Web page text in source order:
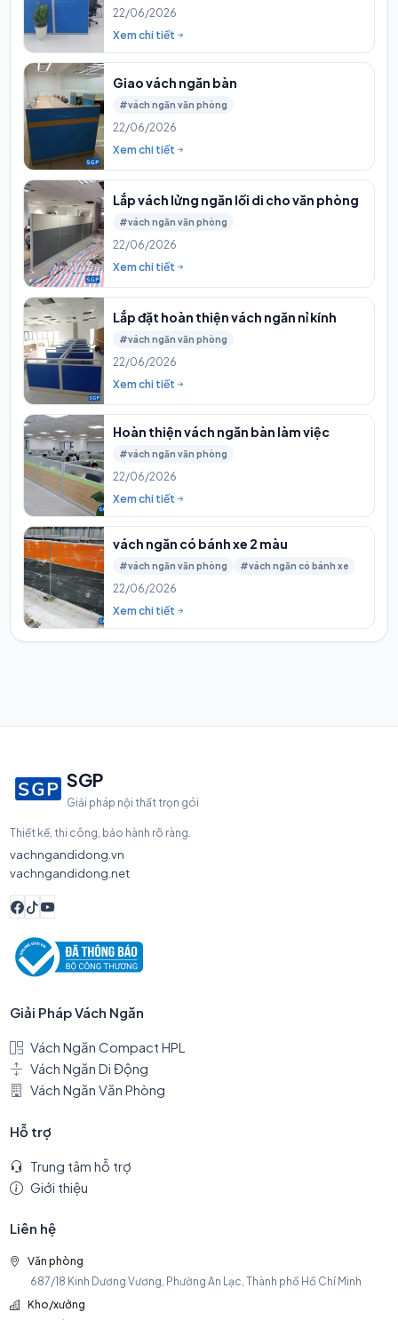
22/06/2026
Xem chi tiết
Giao vách ngăn bàn
#vách ngăn văn phòng
22/06/2026
Xem chi tiết
Lắp vách lửng ngăn lối di cho văn phòng
#vách ngăn văn phòng
22/06/2026
Xem chi tiết
Lắp đặt hoàn thiện vách ngăn nỉ kính
#vách ngăn văn phòng
22/06/2026
Xem chi tiết
Hoàn thiện vách ngăn bàn làm việc
#vách ngăn văn phòng
22/06/2026
Xem chi tiết
vách ngăn có bánh xe 2 màu
#vách ngăn văn phòng #vách ngăn có bánh xe
22/06/2026
Xem chi tiết
SGP
Giải pháp nội thất trọn gói
Thiết kế, thi công, bảo hành rõ ràng.
vachngandidong.vn
vachngandidong.net
Giải Pháp Vách Ngăn
Vách Ngăn Compact HPL
Vách Ngăn Di Động
Vách Ngăn Văn Phòng
Hỗ trợ
Trung tâm hỗ trợ
Giới thiệu
Liên hệ
Văn phòng
687/18 Kinh Dương Vương, Phường An Lạc, Thành phố Hồ Chí Minh
Kho/xưởng